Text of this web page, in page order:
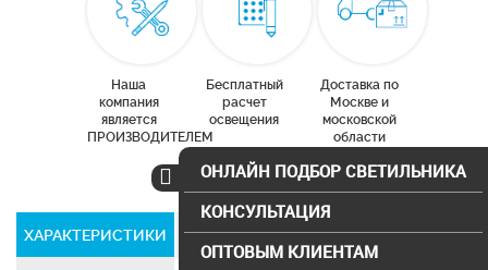
Наша
компания
является
ПРОИЗВОДИТЕЛЕМ
Бесплатный
расчет
освещения
Доставка по
Москве и
московской
области
ХАРАКТЕРИСТИКИ СЕРТИФИКАТЫ
ОНЛАЙН ПОДБОР СВЕТИЛЬНИКА
КОНСУЛЬТАЦИЯ
ОПТОВЫМ КЛИЕНТАМ